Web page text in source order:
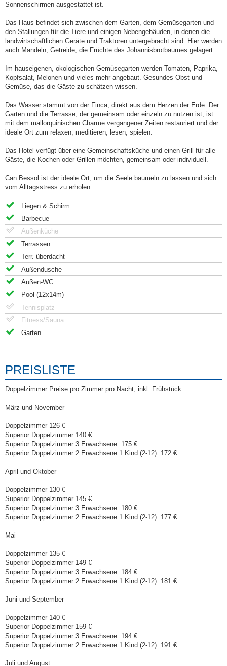
Sonnenschirmen ausgestattet ist.
Das Haus befindet sich zwischen dem Garten, dem Gemüsegarten und
den Stallungen für die Tiere und einigen Nebengebäuden, in denen die
landwirtschaftlichen Geräte und Traktoren untergebracht sind. Hier werden
auch Mandeln, Getreide, die Früchte des Johannisbrotbaumes gelagert.
Im hauseigenen, ökologischen Gemüsegarten werden Tomaten, Paprika,
Kopfsalat, Melonen und vieles mehr angebaut. Gesundes Obst und
Gemüse, das die Gäste zu schätzen wissen.
Das Wasser stammt von der Finca, direkt aus dem Herzen der Erde. Der
Garten und die Terrasse, der gemeinsam oder einzeln zu nutzen ist, ist
mit dem mallorquinischen Charme vergangener Zeiten restauriert und der
ideale Ort zum relaxen, meditieren, lesen, spielen.
Das Hotel verfügt über eine Gemeinschaftsküche und einen Grill für alle
Gäste, die Kochen oder Grillen möchten, gemeinsam oder individuell.
Can Bessol ist der ideale Ort, um die Seele baumeln zu lassen und sich
vom Alltagsstress zu erholen.
Liegen & Schirm
Barbecue
Außenküche
Terrassen
Terr. überdacht
Außendusche
Außen-WC
Pool (12x14m)
Tennisplatz
Fitness/Sauna
Garten
PREISLISTE
Doppelzimmer Preise pro Zimmer pro Nacht, inkl. Frühstück.
März und November
Doppelzimmer 126 €
Superior Doppelzimmer 140 €
Superior Doppelzimmer 3 Erwachsene: 175 €
Superior Doppelzimmer 2 Erwachsene 1 Kind (2-12): 172 €
April und Oktober
Doppelzimmer 130 €
Superior Doppelzimmer 145 €
Superior Doppelzimmer 3 Erwachsene: 180 €
Superior Doppelzimmer 2 Erwachsene 1 Kind (2-12): 177 €
Mai
Doppelzimmer 135 €
Superior Doppelzimmer 149 €
Superior Doppelzimmer 3 Erwachsene: 184 €
Superior Doppelzimmer 2 Erwachsene 1 Kind (2-12): 181 €
Juni und September
Doppelzimmer 140 €
Superior Doppelzimmer 159 €
Superior Doppelzimmer 3 Erwachsene: 194 €
Superior Doppelzimmer 2 Erwachsene 1 Kind (2-12): 191 €
Juli und August